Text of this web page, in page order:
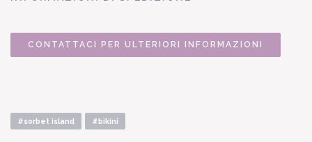
CONTATTACI PER ULTERIORI INFORMAZIONI
#sorbet island #bikini